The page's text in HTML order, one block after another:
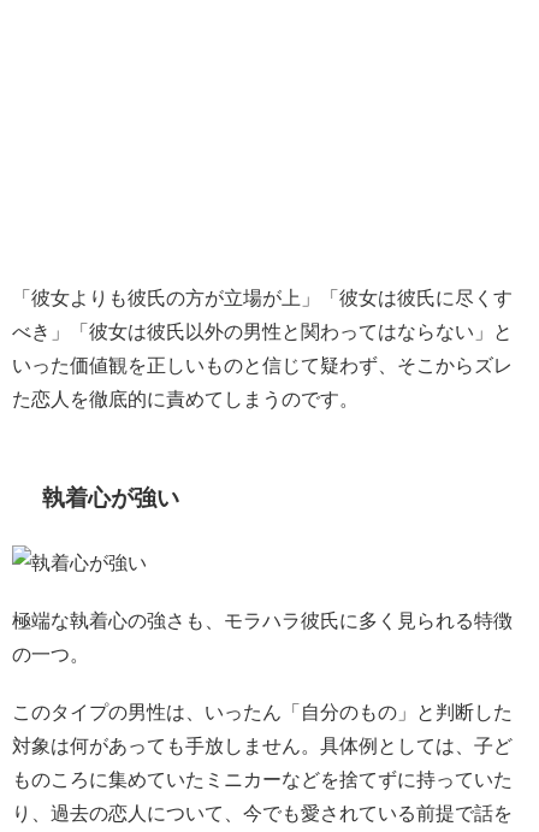
「彼女よりも彼氏の方が立場が上」「彼女は彼氏に尽くす
べき」「彼女は彼氏以外の男性と関わってはならない」と
いった価値観を正しいものと信じて疑わず、そこからズレ
た恋人を徹底的に責めてしまうのです。
執着心が強い
極端な執着心の強さも、モラハラ彼氏に多く見られる特徴
の一つ。
このタイプの男性は、いったん「自分のもの」と判断した
対象は何があっても手放しません。具体例としては、子ど
ものころに集めていたミニカーなどを捨てずに持っていた
り、過去の恋人について、今でも愛されている前提で話を